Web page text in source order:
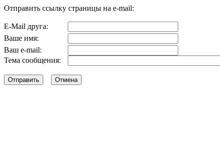
Отправить ссылку страницы на e-mail:
E-Mail друга:
Ваше имя:
Ваш e-mail:
Тема сообщения: